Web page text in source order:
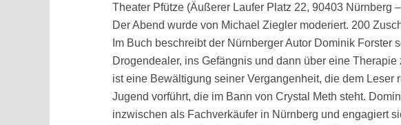
Theater Pfütze (Äußerer Laufer Platz 22, 90403 Nürnberg
Der Abend wurde von Michael Ziegler moderiert. 200
Im Buch beschreibt der Nürnberger Autor Dominik Forster
Drogendealer, ins Gefängnis und dann über eine
ist eine Bewältigung seiner Vergangenheit, die dem Leser
Jugend vorführt, die im Bann von Crystal Meth steht.
inzwischen als Fachverkäufer in Nürnberg und engagiert